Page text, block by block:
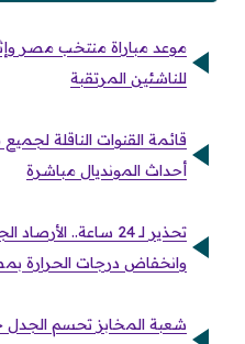
موعد مباراة منتخب مصر
للناشئين المرتقبة
قائمة القنوات الناقلة
أحداث المونديال مباشرة
تحذير لـ 24 ساعة..
وانخفاض درجات الحرارة
شعبة المخابز تحسم